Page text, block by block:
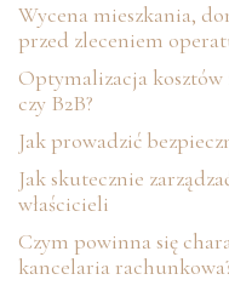
Wycena mieszkania,
przed zleceniem
Optymalizacja
czy B2B?
Jak prowadzić
Jak skutecznie
właścicieli
Czym powinna się
kancelaria